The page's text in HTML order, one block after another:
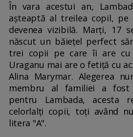
În vara acestui an,
așteaptă al treilea copil, pe
devenea vizibilă. Marți, 17
născut un băiețel perfect
trei copii pe care îi are cu
Uraganu mai are o fetiță cu
Alina Marymar. Alegerea
membru al familiei a fost
pentru Lambada, acesta
celorlalți copii, toți având
litera "A".